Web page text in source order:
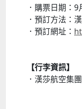
．購票日期：
．預訂方法：
．預訂網址：
【行李資訊】
．漢莎航空集